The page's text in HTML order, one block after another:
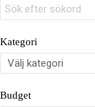
Kategori
Budget